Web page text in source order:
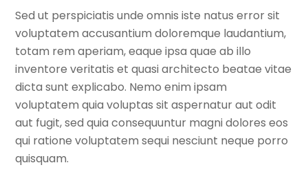
Sed ut perspiciatis unde omnis iste natus error sit
voluptatem accusantium doloremque laudantium,
totam rem aperiam, eaque ipsa quae ab illo
inventore veritatis et quasi architecto beatae vitae
dicta sunt explicabo. Nemo enim ipsam
voluptatem quia voluptas sit aspernatur aut odit
aut fugit, sed quia consequuntur magni dolores eos
qui ratione voluptatem sequi nesciunt neque porro
quisquam.